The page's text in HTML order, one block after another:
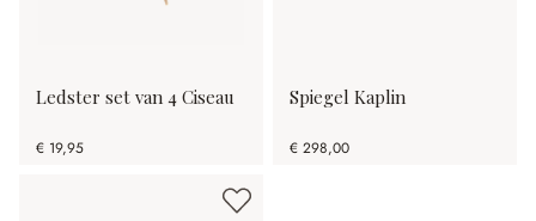
Ledster set van 4 Ciseau
€ 19,95
Spiegel Kaplin
€ 298,00